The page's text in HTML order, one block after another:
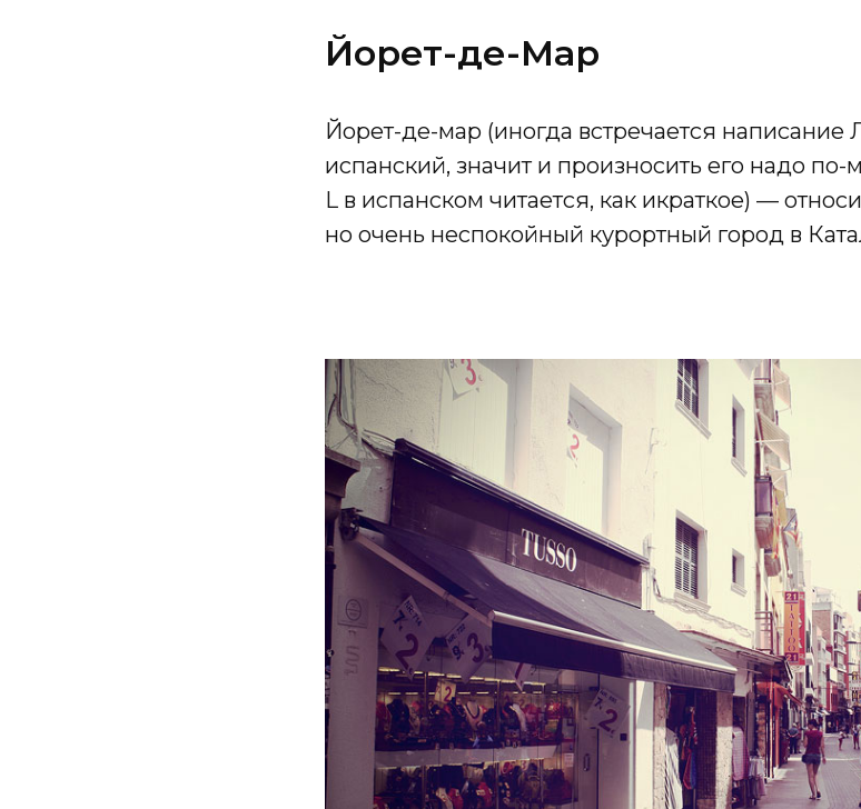
Йорет-де-Мар
Йорет-де-мар (иногда встречается написание
испанский, значит и произносить его надо
L в испанском читается, как икраткое) —
но очень неспокойный курортный город в